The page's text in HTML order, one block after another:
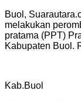
Buol,
melakukan
pratama (PPT)
Kabupaten Buol.
Kab.Buol